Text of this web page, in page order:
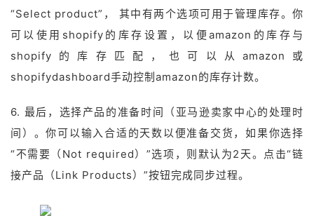
“Select product”， 其中有两个选项可用于管理库存。你
可以使用shopify的库存设置，以便amazon的库存与
shopify的库存匹配，也可以从amazon或
shopifydashboard手动控制amazon的库存计数。
6. 最后，选择产品的准备时间（亚马逊卖家中心的处理时
间）。你可以输入合适的天数以便准备交货，如果你选择
“不需要（Not required）”选项，则默认为2天。点击“链
接产品（Link Products）”按钮完成同步过程。